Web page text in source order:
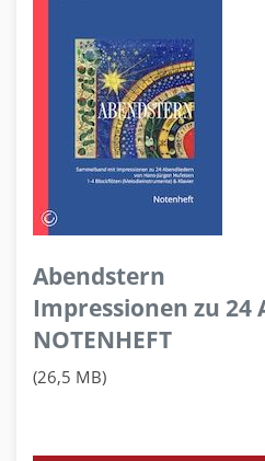
Abendstern
Impressionen zu 24
NOTENHEFT
(26,5 MB)